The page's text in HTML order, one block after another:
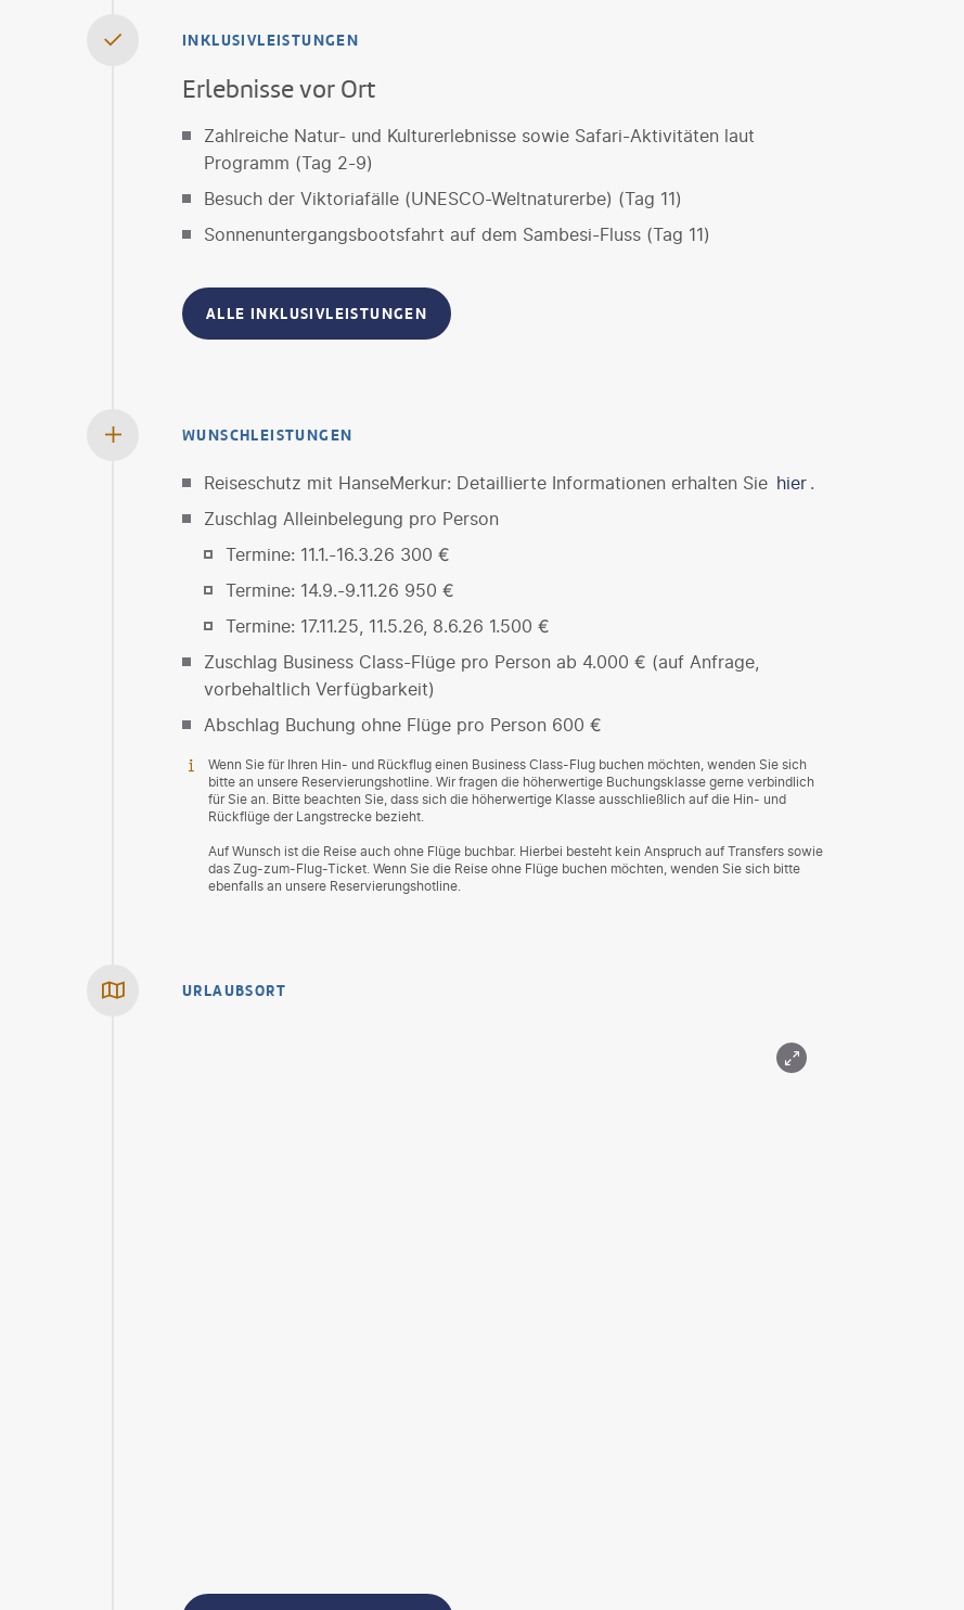
INKLUSIVLEISTUNGEN
Erlebnisse vor Ort
Zahlreiche Natur- und Kulturerlebnisse sowie Safari-Aktivitäten laut
Programm (Tag 2-9)
Besuch der Viktoriafälle (UNESCO-Weltnaturerbe) (Tag 11)
Sonnenuntergangsbootsfahrt auf dem Sambesi-Fluss (Tag 11)
ALLE INKLUSIVLEISTUNGEN
WUNSCHLEISTUNGEN
Reiseschutz mit HanseMerkur: Detaillierte Informationen erhalten Sie hier .
Zuschlag Alleinbelegung pro Person
Termine: 11.1.-16.3.26 300 €
Termine: 14.9.-9.11.26 950 €
Termine: 17.11.25, 11.5.26, 8.6.26 1.500 €
Zuschlag Business Class-Flüge pro Person ab 4.000 € (auf Anfrage,
vorbehaltlich Verfügbarkeit)
Abschlag Buchung ohne Flüge pro Person 600 €
Wenn Sie für Ihren Hin- und Rückflug einen Business Class-Flug buchen möchten, wenden Sie sich
bitte an unsere Reservierungshotline. Wir fragen die höherwertige Buchungsklasse gerne verbindlich
für Sie an. Bitte beachten Sie, dass sich die höherwertige Klasse ausschließlich auf die Hin- und
Rückflüge der Langstrecke bezieht.
Auf Wunsch ist die Reise auch ohne Flüge buchbar. Hierbei besteht kein Anspruch auf Transfers sowie
das Zug-zum-Flug-Ticket. Wenn Sie die Reise ohne Flüge buchen möchten, wenden Sie sich bitte
ebenfalls an unsere Reservierungshotline.
URLAUBSORT